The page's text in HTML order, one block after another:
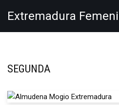
Extremadura
SEGUNDA